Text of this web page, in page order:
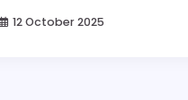
12 October 2025